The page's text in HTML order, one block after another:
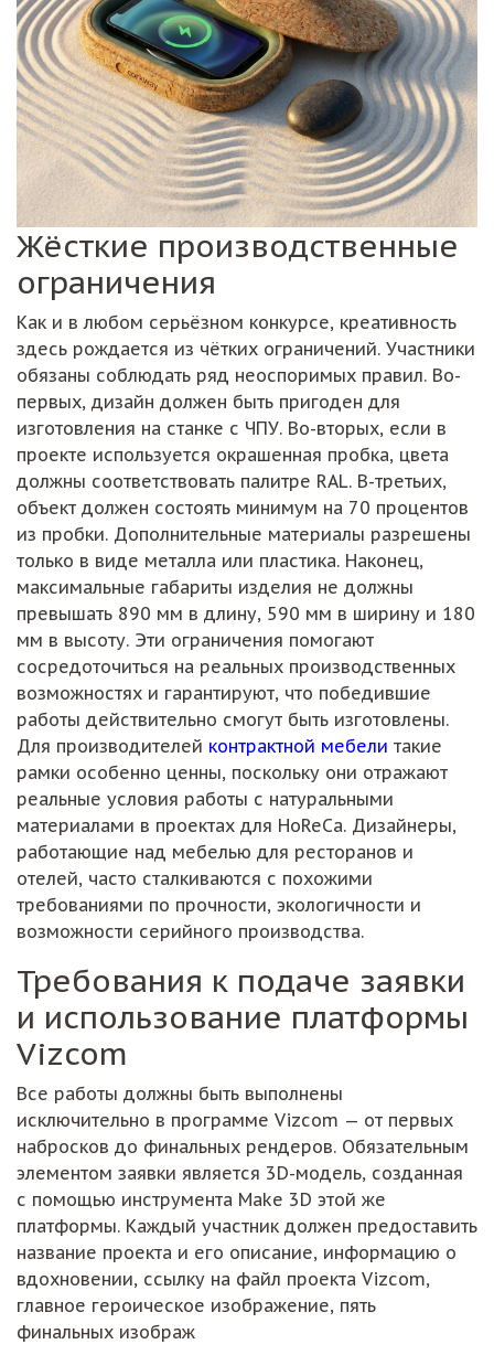
Жёсткие производственные
ограничения
Как и в любом серьёзном конкурсе, креативность
здесь рождается из чётких ограничений. Участники
обязаны соблюдать ряд неоспоримых правил. Во-
первых, дизайн должен быть пригоден для
изготовления на станке с ЧПУ. Во-вторых, если в
проекте используется окрашенная пробка, цвета
должны соответствовать палитре RAL. В-третьих,
объект должен состоять минимум на 70 процентов
из пробки. Дополнительные материалы разрешены
только в виде металла или пластика. Наконец,
максимальные габариты изделия не должны
превышать 890 мм в длину, 590 мм в ширину и 180
мм в высоту. Эти ограничения помогают
сосредоточиться на реальных производственных
возможностях и гарантируют, что победившие
работы действительно смогут быть изготовлены.
Для производителей контрактной мебели такие
рамки особенно ценны, поскольку они отражают
реальные условия работы с натуральными
материалами в проектах для HoReCa. Дизайнеры,
работающие над мебелью для ресторанов и
отелей, часто сталкиваются с похожими
требованиями по прочности, экологичности и
возможности серийного производства.
Требования к подаче заявки
и использование платформы
Vizcom
Все работы должны быть выполнены
исключительно в программе Vizcom — от первых
набросков до финальных рендеров. Обязательным
элементом заявки является 3D-модель, созданная
с помощью инструмента Make 3D этой же
платформы. Каждый участник должен предоставить
название проекта и его описание, информацию о
вдохновении, ссылку на файл проекта Vizcom,
главное героическое изображение, пять
финальных изображ